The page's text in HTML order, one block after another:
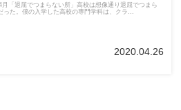
月「退屈でつまらない所」高校は想像通り退屈でつまら
った。僕の入学した高校の専門学科は、クラ...
2020.04.26